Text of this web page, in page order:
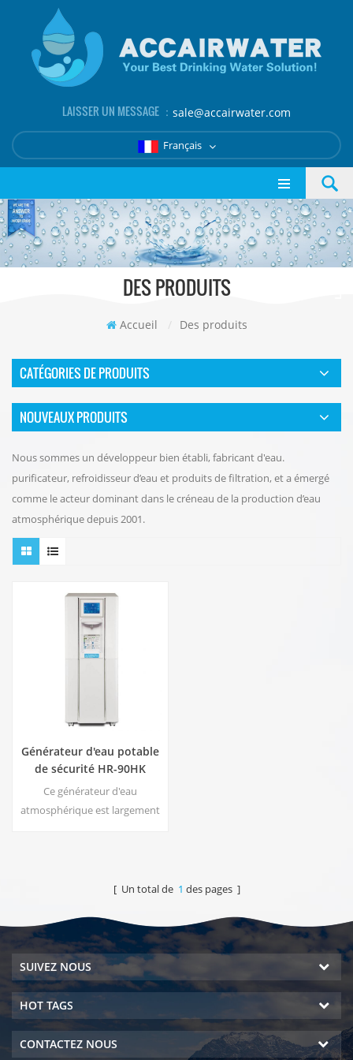
LAISSER UN MESSAGE ： sale@accairwater.com
Français
DES PRODUITS
Accueil / Des produits
CATÉGORIES DE PRODUITS
NOUVEAUX PRODUITS
Nous sommes un développeur bien établi, fabricant d'eau.
purificateur, refroidisseur d’eau et produits de filtration, et a émergé
comme le acteur dominant dans le créneau de la production d’eau
atmosphérique depuis 2001.
Générateur d'eau potable
de sécurité HR-90HK
Ce générateur d'eau
atmosphérique est largement
jour générés à 30 ℃ & amp;
[ Un total de 1 des pages ]
SUIVEZ NOUS
HOT TAGS
CONTACTEZ NOUS